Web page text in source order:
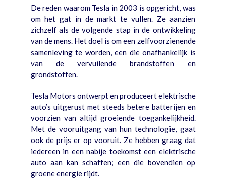
De reden waarom Tesla in 2003 is opgericht, was
om het gat in de markt te vullen. Ze aanzien
zichzelf als de volgende stap in de ontwikkeling
van de mens. Het doel is om een zelfvoorzienende
samenleving te worden, een die onafhankelijk is
van de vervuilende brandstoffen en
grondstoffen.
Tesla Motors ontwerpt en produceert elektrische
auto’s uitgerust met steeds betere batterijen en
voorzien van altijd groeiende toegankelijkheid.
Met de vooruitgang van hun technologie, gaat
ook de prijs er op vooruit. Ze hebben graag dat
iedereen in een nabije toekomst een elektrische
auto aan kan schaffen; een die bovendien op
groene energie rijdt.